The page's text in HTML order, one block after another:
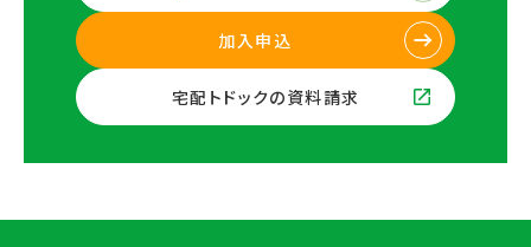
加入申込
宅配トドックの資料請求